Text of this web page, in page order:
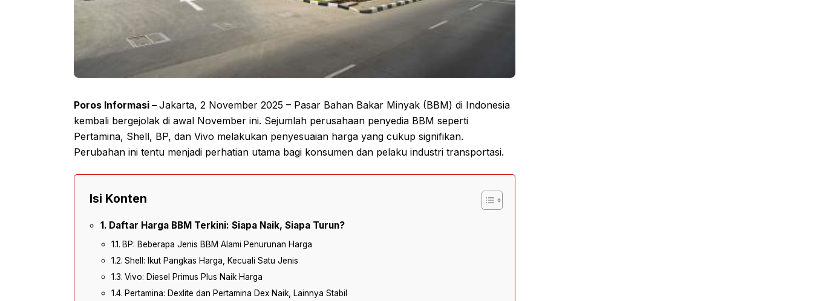
Poros Informasi – Jakarta, 2 November 2025 – Pasar Bahan Bakar Minyak (BBM) di Indonesia
kembali bergejolak di awal November ini. Sejumlah perusahaan penyedia BBM seperti
Pertamina, Shell, BP, dan Vivo melakukan penyesuaian harga yang cukup signifikan.
Perubahan ini tentu menjadi perhatian utama bagi konsumen dan pelaku industri transportasi.
Isi Konten
Daftar Harga BBM Terkini: Siapa Naik, Siapa Turun?
BP: Beberapa Jenis BBM Alami Penurunan Harga
Shell: Ikut Pangkas Harga, Kecuali Satu Jenis
Vivo: Diesel Primus Plus Naik Harga
Pertamina: Dexlite dan Pertamina Dex Naik, Lainnya Stabil